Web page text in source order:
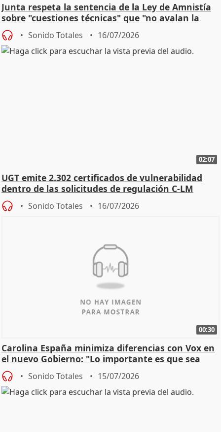
Junta respeta la sentencia de la Ley de Amnistía
sobre "cuestiones técnicas" que "no avalan la
const
Sonido Totales 16/07/2026
02:07
UGT emite 2.302 certificados de vulnerabilidad
dentro de las solicitudes de regulación C-LM
Sonido Totales 16/07/2026
00:30
Carolina España minimiza diferencias con Vox en
el nuevo Gobierno: "Lo importante es que sea
una leg
Sonido Totales 15/07/2026